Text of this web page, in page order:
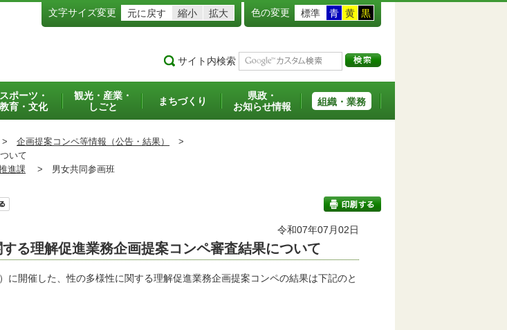
文字サイズ変更 元に戻す 縮小 拡大 色の変更 標準 青 黄 黒
サイト内検索
スポーツ・
教育・文化
観光・産業・
しごと
まちづくり
県政・
お知らせ情報
組織・業務
企画提案コンペ等情報（公告・結果）
>
いて
進課 > 男女共同参画班
印刷する
令和07年07月02日
る理解促進業務企画提案コンペ審査結果について
に開催した、性の多様性に関する理解促進業務企画提案コンペの結果は下記のと